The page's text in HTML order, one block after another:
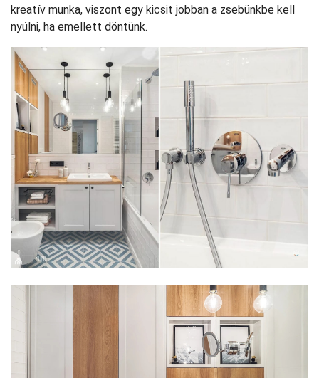
kreatív munka, viszont egy kicsit jobban a zsebünkbe kell
nyúlni, ha emellett döntünk.